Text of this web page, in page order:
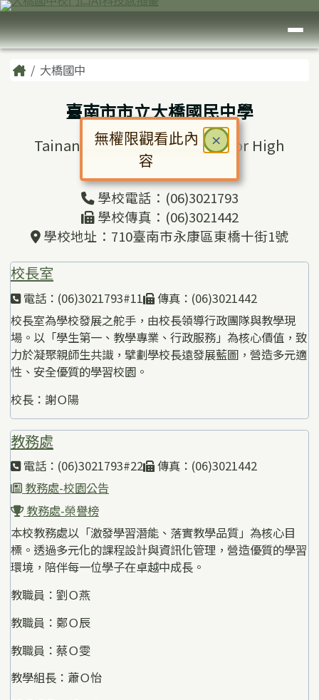
跳至主內容區
臺南市大橋國中
導覽列
主內容區域
Home大橋國中
臺南市市立大橋國民中學
Tainan Municipal Daciao Junior High
School
學校電話：(06)3021793
學校傳真：(06)3021442
學校地址：710臺南市永康區東橋十街1號
校長室
電話：(06)3021793#11
傳真：(06)3021442
校長室為學校發展之舵手，由校長領導行政團隊與教學現
場。以「學生第一、教學專業、行政服務」為核心價值，致
力於凝聚親師生共識，擘劃學校長遠發展藍圖，營造多元適
性、安全優質的學習校園。
校長：謝Ｏ陽
教務處
電話：(06)3021793#22
傳真：(06)3021442
教務處-校園公告
教務處-榮譽榜
本校教務處以「激發學習潛能、落實教學品質」為核心目
標。透過多元化的課程設計與資訊化管理，營造優質的學習
環境，陪伴每一位學子在卓越中成長。
教職員：劉Ｏ燕
教職員：鄭Ｏ辰
教職員：蔡Ｏ雯
教學組長：蕭Ｏ怡
頁尾區域
× 關閉
無權限觀看此內
容
對話框已開啟。請使用 Tab 鍵在